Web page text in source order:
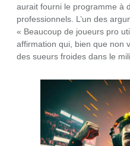
aurait fourni le programme à
professionnels. L’un des
« Beaucoup de joueurs pro
affirmation qui, bien que non
des sueurs froides dans le